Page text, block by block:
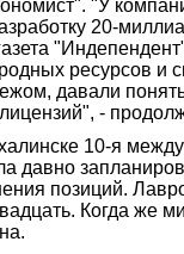
"У
20-
ресурсов и
давали
-
10-я
давно
позиций.
Когда же